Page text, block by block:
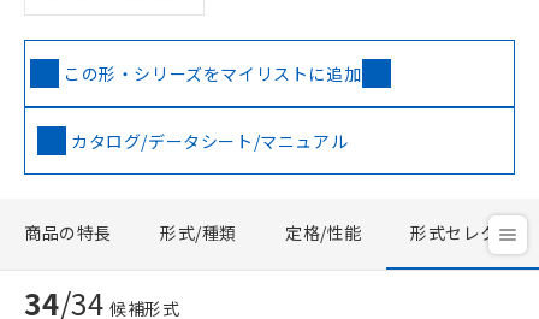
この形・シリーズをマイリストに追加
カタログ/データシート/マニュアル
商品の特長 形式/種類 定格/性能 形式セレクタ
34/34 候補形式